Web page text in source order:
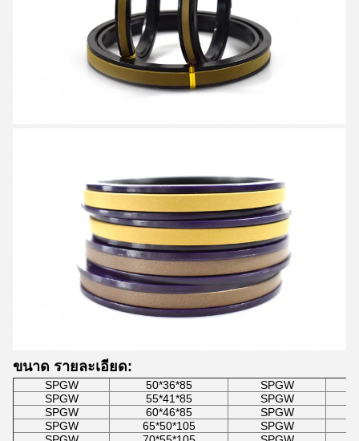
ขนาด รายละเอียด:
SPGW 50*36*85
SPGW
SPGW
55*41*85
SPGW
SPGW
60*46*85
SPGW
SPGW
65*50*105
SPGW